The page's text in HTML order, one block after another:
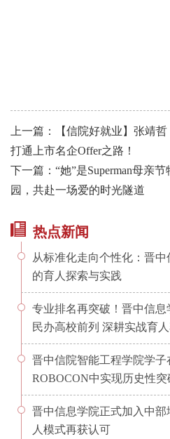
上一篇：【信院好就业】张靖
打通上市名企Offer之路！
下一篇：“她”是Superman母亲
园，共赴一场爱的时光隧道
热点新闻
从标准化走向个性化：晋
的育人探索与实践
专业排名再突破！晋中信
民办高校前列 深耕实战育
晋中信院智能工程学院学
ROBOCON中实现历史性突
晋中信息学院正式加入中
人模式再获认可